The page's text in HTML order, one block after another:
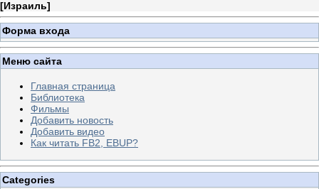
[Израиль]
Форма входа
Меню сайта
Главная страница
Библиотека
Фильмы
Добавить новость
Добавить видео
Как читать FB2, EBUP?
Categories